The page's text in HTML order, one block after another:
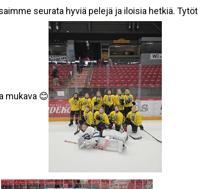
seurata hyviä pelejä ja iloisia hetkiä. Tytöt
mukava 😊